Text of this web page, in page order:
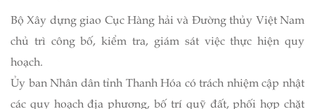
Bộ Xây dựng giao Cục Hàng hải và Đường thủy Việt Nam
chủ trì công bố, kiểm tra, giám sát việc thực hiện quy
hoạch.
Ủy ban Nhân dân tỉnh Thanh Hóa có trách nhiệm cập nhật
các quy hoạch địa phương, bố trí quỹ đất, phối hợp chặt